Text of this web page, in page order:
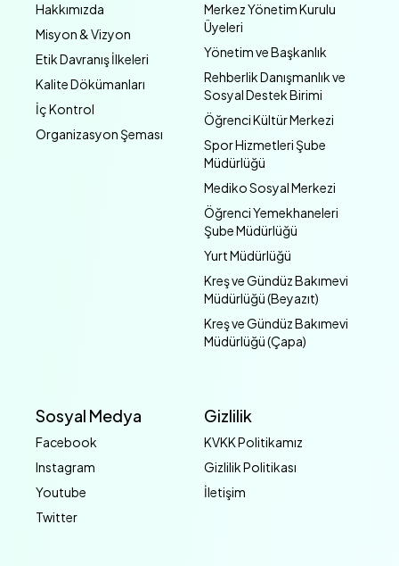
Hakkımızda
Misyon & Vizyon
Etik Davranış İlkeleri
Kalite Dökümanları
İç Kontrol
Organizasyon Şeması
Merkez Yönetim Kurulu
Üyeleri
Yönetim ve Başkanlık
Rehberlik Danışmanlık ve
Sosyal Destek Birimi
Öğrenci Kültür Merkezi
Spor Hizmetleri Şube
Müdürlüğü
Mediko Sosyal Merkezi
Öğrenci Yemekhaneleri
Şube Müdürlüğü
Yurt Müdürlüğü
Kreş ve Gündüz Bakımevi
Müdürlüğü (Beyazıt)
Kreş ve Gündüz Bakımevi
Müdürlüğü (Çapa)
Sosyal Medya
Facebook
Instagram
Youtube
Twitter
Gizlilik
KVKK Politikamız
Gizlilik Politikası
İletişim